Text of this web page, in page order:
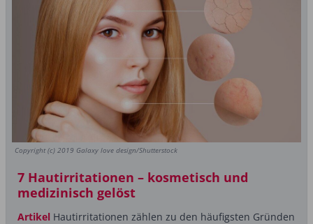
Copyright (c) 2019 Galaxy love design/Shutterstock
7 Hautirritationen – kosmetisch und
medizinisch gelöst
Artikel Hautirritationen zählen zu den häufigsten Gründen